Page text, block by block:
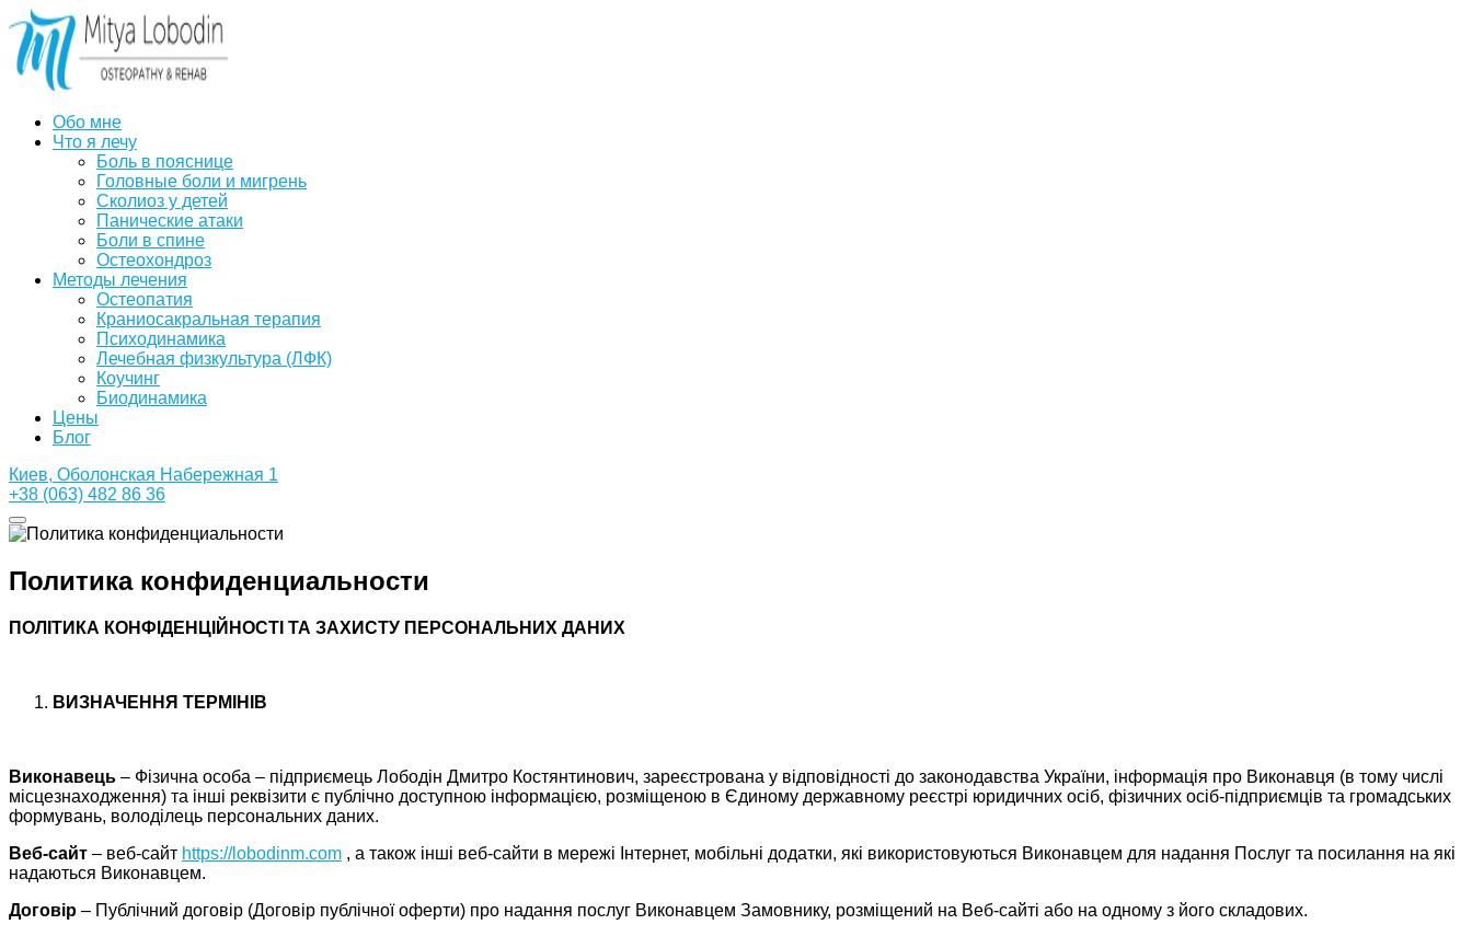
Обо мне
Что я лечу
Боль в пояснице
Головные боли и мигрень
Сколиоз у детей
Панические атаки
Боли в спине
Остеохондроз
Методы лечения
Остеопатия
Краниосакральная терапия
Психодинамика
Лечебная физкультура (ЛФК)
Коучинг
Биодинамика
Цены
Блог
Киев, Оболонская Набережная 1
+38 (063) 482 86 36
Политика конфиденциальности
ПОЛІТИКА КОНФІДЕНЦІЙНОСТІ ТА ЗАХИСТУ ПЕРСОНАЛЬНИХ ДАНИХ
ВИЗНАЧЕННЯ ТЕРМІНІВ
Виконавець – Фізична особа – підприємець Лободін Дмитро Костянтинович, зареєстрована у відповідності до законодавства України, інформація про Виконавця (в тому числі
місцезнаходження) та інші реквізити є публічно доступною інформацією, розміщеною в Єдиному державному реєстрі юридичних осіб, фізичних осіб-підприємців та громадських
формувань, володілець персональних даних.
Веб-сайт – веб-сайт https://lobodinm.com , а також інші веб-сайти в мережі Інтернет, мобільні додатки, які використовуються Виконавцем для надання Послуг та посилання на які
надаються Виконавцем.
Договір – Публічний договір (Договір публічної оферти) про надання послуг Виконавцем Замовнику, розміщений на Веб-сайті або на одному з його складових.